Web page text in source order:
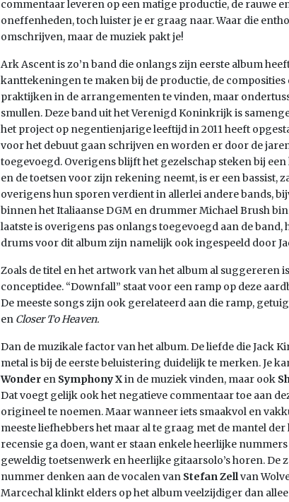
commentaar leveren op een matige productie, de rauwe
oneffenheden, toch luister je er graag naar. Waar die
omschrijven, maar de muziek pakt je!
Ark Ascent is zo’n band die onlangs zijn eerste album
kanttekeningen te maken bij de productie, de
praktijken in de arrangementen te vinden, maar
smullen. Deze band uit het Verenigd Koninkrijk is
het project op negentienjarige leeftijd in 2011 heeft
voor het debuut gaan schrijven en worden er door de
toegevoegd. Overigens blijft het gezelschap steken bij
en de toetsen voor zijn rekening neemt, is er een bassist,
overigens hun sporen verdient in allerlei andere bands,
binnen het Italiaanse DGM en drummer Michael Brush
laatste is overigens pas onlangs toegevoegd aan de
drums voor dit album zijn namelijk ook ingespeeld door
Zoals de titel en het artwork van het album al suggereren
conceptidee. “Downfall” staat voor een ramp op deze
De meeste songs zijn ook gerelateerd aan die ramp,
en Closer To Heaven.
Dan de muzikale factor van het album. De liefde die Jack
metal is bij de eerste beluistering duidelijk te merken. Je
Wonder en Symphony Xin de muziek vinden, maar ook
Dat voegt gelijk ook het negatieve commentaar toe aan
origineel te noemen. Maar wanneer iets smaakvol en
meeste liefhebbers het maar al te graag met de mantel
recensie ga doen, want er staan enkele heerlijke
geweldig toetsenwerk en heerlijke gitaarsolo’s horen. De
nummer denken aan de vocalen van Stefan Zellvan
Marcechal klinkt elders op het album veelzijdiger dan